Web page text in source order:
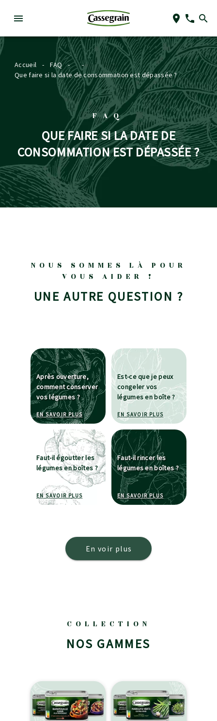
Accueil - FAQ -
-
Que faire si la date de consommation est dépassée ?
FAQ
QUE FAIRE SI LA DATE DE
CONSOMMATION EST DÉPASSÉE ?
NOUS SOMMES LÀ POUR
VOUS AIDER !
UNE AUTRE QUESTION ?
Après ouverture,
comment conserver
vos légumes ?
EN SAVOIR PLUSÀ PROPOS DE APRÈS OUVERTURE, COMMENT
Est-ce que je peux
congeler vos
légumes en boîte ?
EN SAVOIR PLUSÀ PROPOS DE
Faut-il égoutter les
légumes en boîtes ?
EN SAVOIR PLUSÀ PROPOS DE FAUT-IL ÉGOUTTER LES
Faut-il rincer les
légumes en boîtes ?
EN SAVOIR PLUSÀ PROPOS DE
En voir plus
COLLECTION
NOS GAMMES